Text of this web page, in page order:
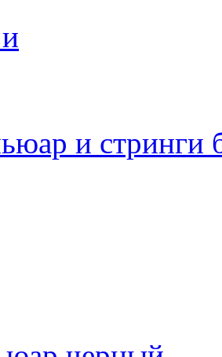
и стринги